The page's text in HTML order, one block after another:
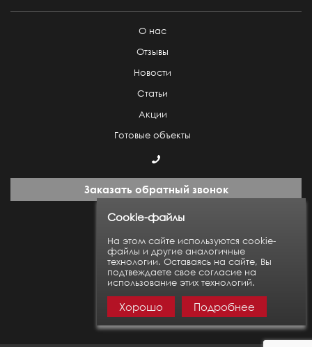
О нас
Отзывы
Новости
Статьи
Акции
Готовые объекты
Заказать обратный звонок
Пн-Пт: с 9:00 до 18:00
Карта сайта
Cookie-файлы
На этом сайте используются cookie-
файлы и другие аналогичные
технологии. Оставаясь на сайте, Вы
подтвеждаете свое согласие на
использование этих технологий.
Хорошо Подробнее